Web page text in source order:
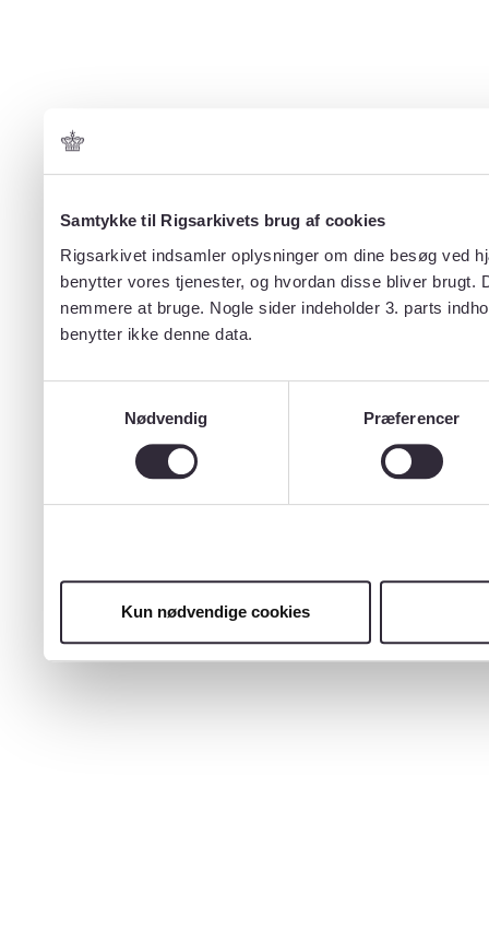
Samtykke til Rigsarkivets brug af cookies
Rigsarkivet indsamler oplysninger om dine besøg ved
benytter vores tjenester, og hvordan disse bliver
nemmere at bruge. Nogle sider indeholder 3. parts
benytter ikke denne data.
Nødvendig
Præferencer
Kun nødvendige cookies